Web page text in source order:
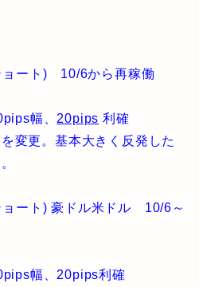
ョート) 10/6から再稼働
幅、 20pips 利確
変更。基本大きく反発した
ート) 豪ドル米ドル 10/6～
幅、20pips利確